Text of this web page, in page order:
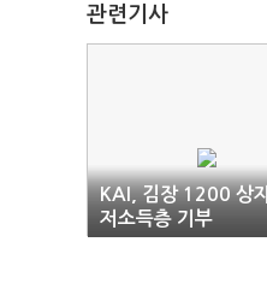
관련기사
KAI, 김장 1200 상
저소득층 기부